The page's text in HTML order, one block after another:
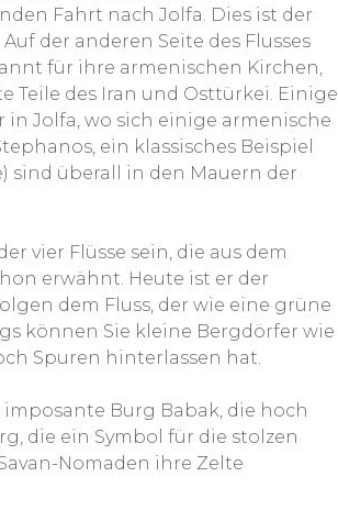
Fahrt nach Jolfa. Dies ist der
der anderen Seite des Flusses
für ihre armenischen Kirchen,
Teile des Iran und Osttürkei. Einige
Jolfa, wo sich einige armenische
ein klassisches Beispiel
sind überall in den Mauern der
vier Flüsse sein, die aus dem
erwähnt. Heute ist er der
dem Fluss, der wie eine grüne
können Sie kleine Bergdörfer wie
Spuren hinterlassen hat.
Burg Babak, die hoch
die ein Symbol für die stolzen
Nomaden ihre Zelte